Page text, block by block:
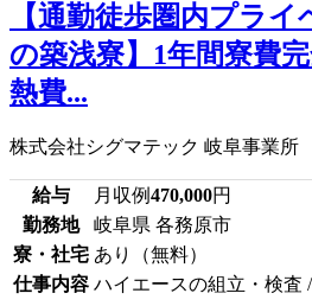
【通勤徒歩圏内プラ
の築浅寮】1年間寮費
熱費...
株式会社シグマテック 岐阜事業所
給与 月収例470,000円
勤務地
岐阜県 各務原市
寮・社宅 あり（無料）
仕事内容 ハイエースの組立・検査